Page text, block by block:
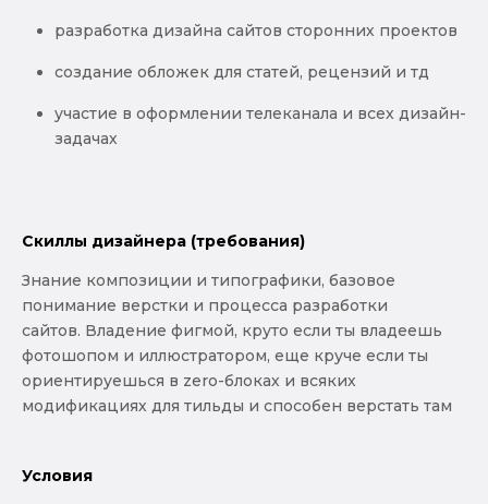
разработка дизайна сайтов сторонних проектов
создание обложек для статей, рецензий и тд
участие в оформлении телеканала и всех дизайн-
задачах
Скиллы дизайнера (требования)
Знание композиции и типографики, базовое
понимание верстки и процесса разработки
сайтов. Владение фигмой, круто если ты владеешь
фотошопом и иллюстратором, еще круче если ты
ориентируешься в zero-блоках и всяких
модификациях для тильды и способен верстать там
Условия